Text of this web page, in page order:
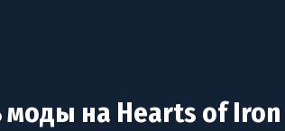
моды на Hearts of